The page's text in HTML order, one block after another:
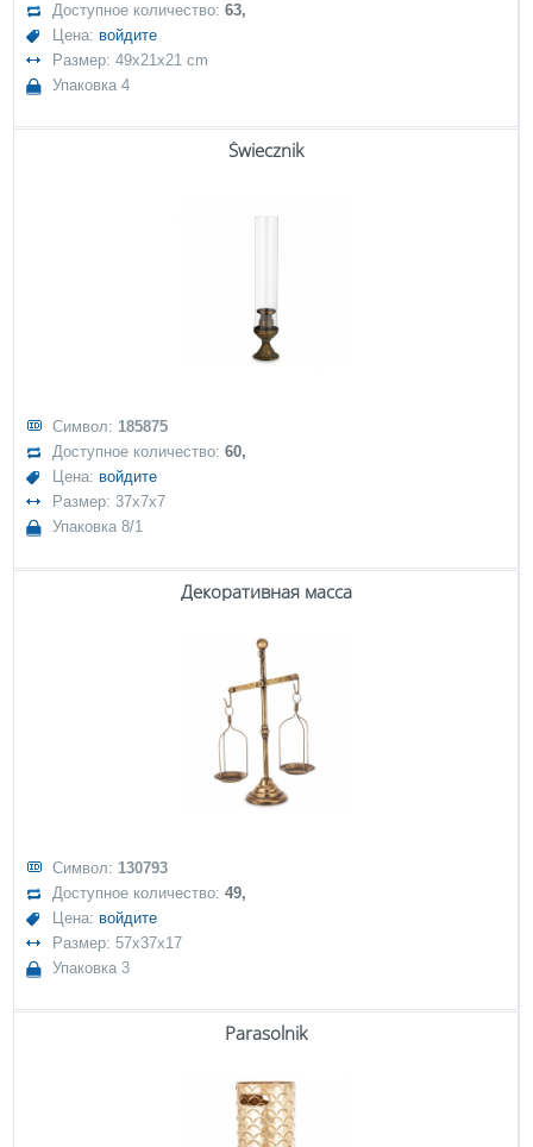
Доступное количество:63,
Цена: войдите
Размер: 49x21x21 cm
Упаковка 4
Świecznik
Символ: 185875
Доступное количество:60,
Цена: войдите
Размер: 37x7x7
Упаковка 8/1
Декоративная масса
Символ: 130793
Доступное количество:49,
Цена: войдите
Размер: 57x37x17
Упаковка 3
Parasolnik